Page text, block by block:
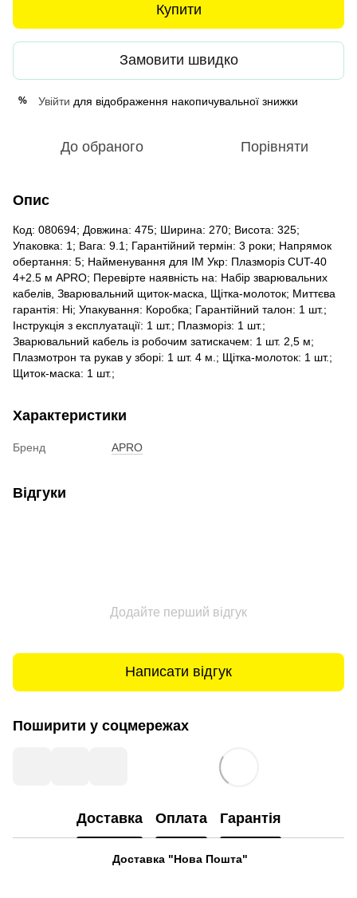
Купити
Замовити швидко
% Увійти для відображення накопичувальної знижки
До обраного Порівняти
Опис
Код: 080694; Довжина: 475; Ширина: 270; Висота: 325;
Упаковка: 1; Вага: 9.1; Гарантійний термін: 3 роки; Напрямок
обертання: 5; Найменування для ІМ Укр: Плазморіз CUT-40
4+2.5 м APRO; Перевірте наявність на: Набір зварювальних
кабелів, Зварювальний щиток-маска, Щітка-молоток; Миттєва
гарантія: Ні; Упакування: Коробка; Гарантійний талон: 1 шт.;
Інструкція з експлуатації: 1 шт.; Плазморіз: 1 шт.;
Зварювальний кабель із робочим затискачем: 1 шт. 2,5 м;
Плазмотрон та рукав у зборі: 1 шт. 4 м.; Щітка-молоток: 1 шт.;
Щиток-маска: 1 шт.;
Характеристики
Бренд APRO
Відгуки
Додайте перший відгук
Написати відгук
Поширити у соцмережах
Доставка Оплата Гарантія
Доставка "Нова Пошта"